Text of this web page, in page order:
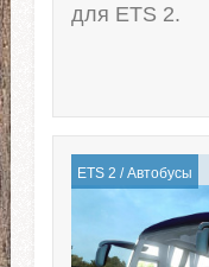
для ETS 2.
ETS 2 /Автобусы